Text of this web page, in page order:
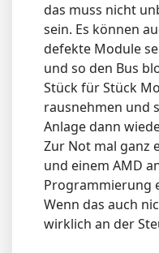
das muss nicht
sein. Es können
defekte Module
und so den Bus
Stück für Stück
rausnehmen und
Anlage dann
Zur Not mal ganz
und einem AMD
Programmierung
Wenn das auch
wirklich an der